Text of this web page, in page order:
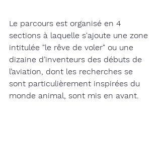
Le parcours est organisé en 4
sections à laquelle s'ajoute une zone
intitulée "le rêve de voler" ou une
dizaine d’inventeurs des débuts de
l’aviation, dont les recherches se
sont particulièrement inspirées du
monde animal, sont mis en avant.